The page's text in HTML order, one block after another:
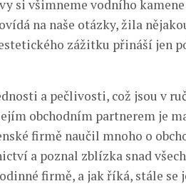
si všimneme vodního kamene
na naše otázky, žila nějakou
zážitku přináší jen
a pečlivosti, což jsou v
obchodním partnerem je
firmě naučil mnoho o
a poznal zblízka snad
firmě, a jak říká, stále se